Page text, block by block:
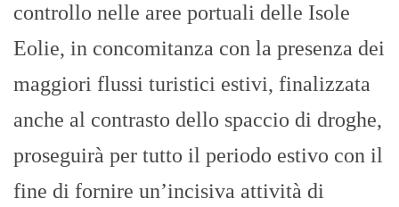
controllo nelle aree portuali delle Isole
Eolie, in concomitanza con la presenza dei
maggiori flussi turistici estivi, finalizzata
anche al contrasto dello spaccio di droghe,
proseguirà per tutto il periodo estivo con il
fine di fornire un’incisiva attività di